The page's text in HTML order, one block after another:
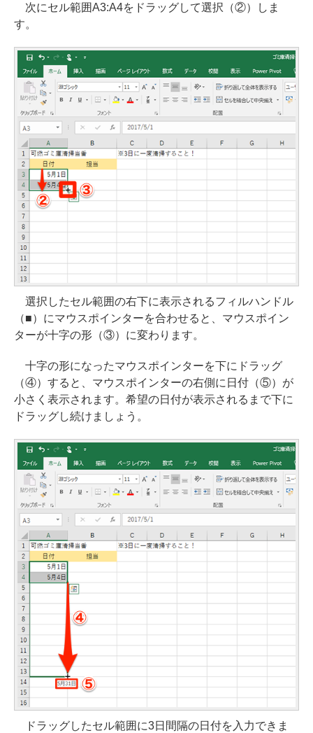
次にセル範囲A3:A4をドラッグして選択（②）しま
す。
選択したセル範囲の右下に表示されるフィルハンドル
（■）にマウスポインターを合わせると、マウスポイン
ターが十字の形（③）に変わります。
十字の形になったマウスポインターを下にドラッグ
（④）すると、マウスポインターの右側に日付（⑤）が
小さく表示されます。希望の日付が表示されるまで下に
ドラッグし続けましょう。
ドラッグしたセル範囲に3日間隔の日付を入力できま